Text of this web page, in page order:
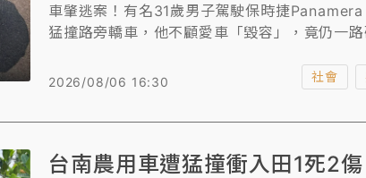
車肇逃案！有名31歲男子駕駛保時捷Panamera
猛撞路旁轎車，他不顧愛車「毀容」，竟仍一路
經查無酒毒駕，疑精神不濟脫序演出。
2026/08/06 16:30 社會
台南農用車遭猛撞衝入田1死2